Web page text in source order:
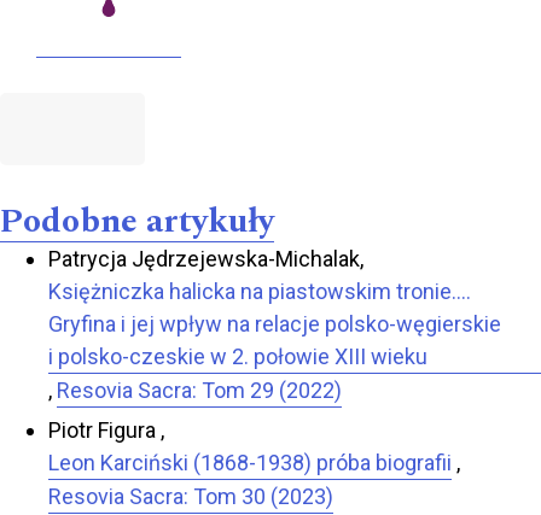
Podobne artykuły
Patrycja Jędrzejewska-Michalak,
Księżniczka halicka na piastowskim tronie….
Gryfina i jej wpływ na relacje polsko-węgierskie
i polsko-czeskie w 2. połowie XIII wieku
, Resovia Sacra: Tom 29 (2022)
Piotr Figura ,
Leon Karciński (1868-1938) próba biografii ,
Resovia Sacra: Tom 30 (2023)